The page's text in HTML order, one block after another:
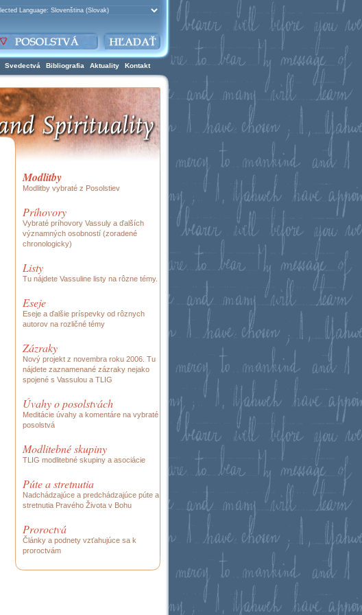
Svedectvá Bibliografia Aktuality Kontakt
Modlitby
Modlitby vybraté z Posolstiev
Príhovory
Vybraté príhovory Vassuly a ďalších
významných osobností (zoradené
chronologicky)
Listy
Tu nájdete Vassuline listy na rôzne témy.
Eseje
Eseje a ďalšie príspevky od rôznych
autorov na rozličné témy
Zázraky
Nový projekt z novembra roku 2006. Tu
nájdete zaznamenané zázraky nejako
spojené s Vassulou a TLIG
Úvahy o posolstvách
Meditácie úvahy a komentáre na vybraté
posolstvá
Modlitebné skupiny
TLIG modlitebné skupiny a asociácie
Púte a stretnutia
Nadchádzajúce a predchádzajúce púte a
stretnutia Pravého Života v Bohu
Proroctvá
Články a podnety vzťahujúce sa k
proroctvám